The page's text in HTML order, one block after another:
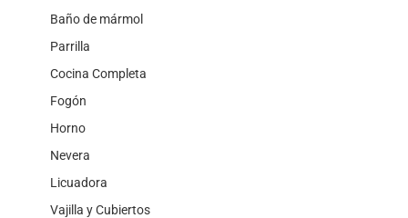
Baño de mármol
Parrilla
Cocina Completa
Fogón
Horno
Nevera
Licuadora
Vajilla y Cubiertos